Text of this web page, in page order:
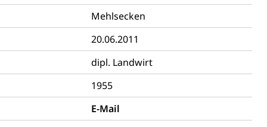
Mehlsecken
20.06.2011
dipl. Landwirt
1955
E-Mail
Sprengstoffe und Pyrotechnik
Namensänderungen
Verlust des Bürgerrechts,